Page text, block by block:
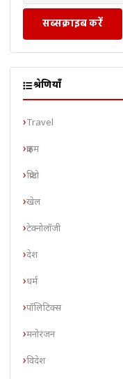
सब्सक्राइब करें
श्रेणियाँ
Travel
क्राइम
क्रिप्टो
खेल
टेक्नोलॉजी
देश
धर्म
पॉलिटिक्स
मनोरंजन
विदेश